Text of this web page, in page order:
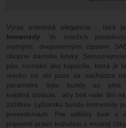
Výraz estetická elegancia - taká
Immensity . Vo sviežich
matnými, dvojsmernými zipsami
obopne dámske krivky.
pás, rovnako ako kapucňa, ktorá je
vrecko na ski pass sa nachádza
parametre tejto bundy sú
kvalitná izolácia, aby boli vaše dni
zážitkov. Lyžiarsku bundu Immensity
prevedeniach. Pre odlišný look a
pripevniť pravú kožušinu z modrej